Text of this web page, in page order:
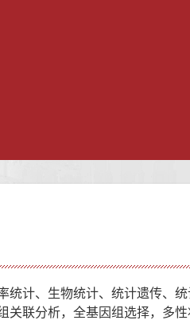
计、生物统计、统计遗传、
联分析，全基因组选择，多